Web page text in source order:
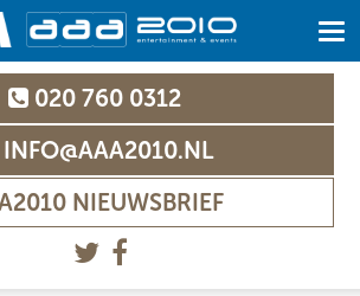
020 760 0312
NIEUWSBRIEF